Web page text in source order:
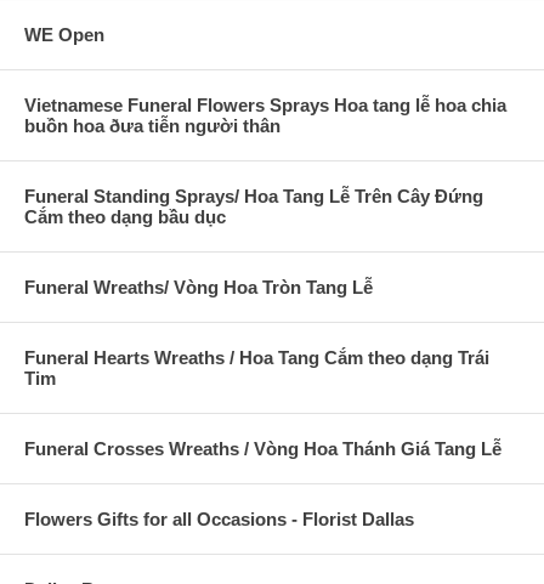
WE Open
Vietnamese Funeral Flowers Sprays Hoa tang lễ hoa chia
buồn hoa ðưa tiễn người thân
Funeral Standing Sprays/ Hoa Tang Lễ Trên Cây Đứng
Cắm theo dạng bầu dục
Funeral Wreaths/ Vòng Hoa Tròn Tang Lễ
Funeral Hearts Wreaths / Hoa Tang Cắm theo dạng Trái
Tim
Funeral Crosses Wreaths / Vòng Hoa Thánh Giá Tang Lễ
Flowers Gifts for all Occasions - Florist Dallas